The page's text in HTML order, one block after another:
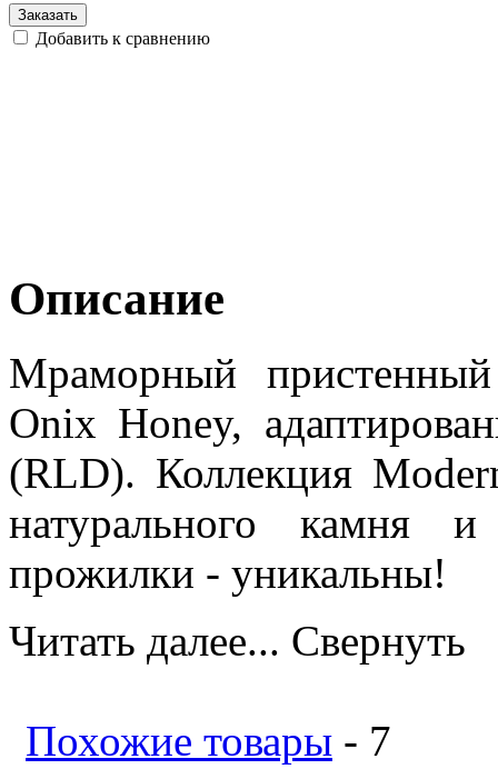
Заказать
Добавить к сравнению
Описание
Мраморный
Onix Honey,
(RLD). Коллекция
натурального камня
прожилки - уникальны!
Читать далее... Свернуть
Похожие товары - 7